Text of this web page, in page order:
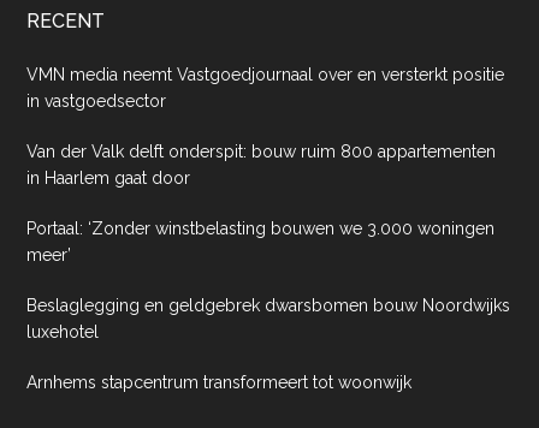
RECENT
VMN media neemt Vastgoedjournaal over en versterkt positie
in vastgoedsector
Van der Valk delft onderspit: bouw ruim 800 appartementen
in Haarlem gaat door
Portaal: ‘Zonder winstbelasting bouwen we 3.000 woningen
meer’
Beslaglegging en geldgebrek dwarsbomen bouw Noordwijks
luxehotel
Arnhems stapcentrum transformeert tot woonwijk